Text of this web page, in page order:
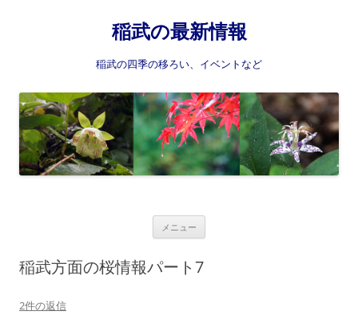
稲武の最新情報
稲武の四季の移ろい、イベントなど
メニュー
稲武方面の桜情報パート7
2件の返信